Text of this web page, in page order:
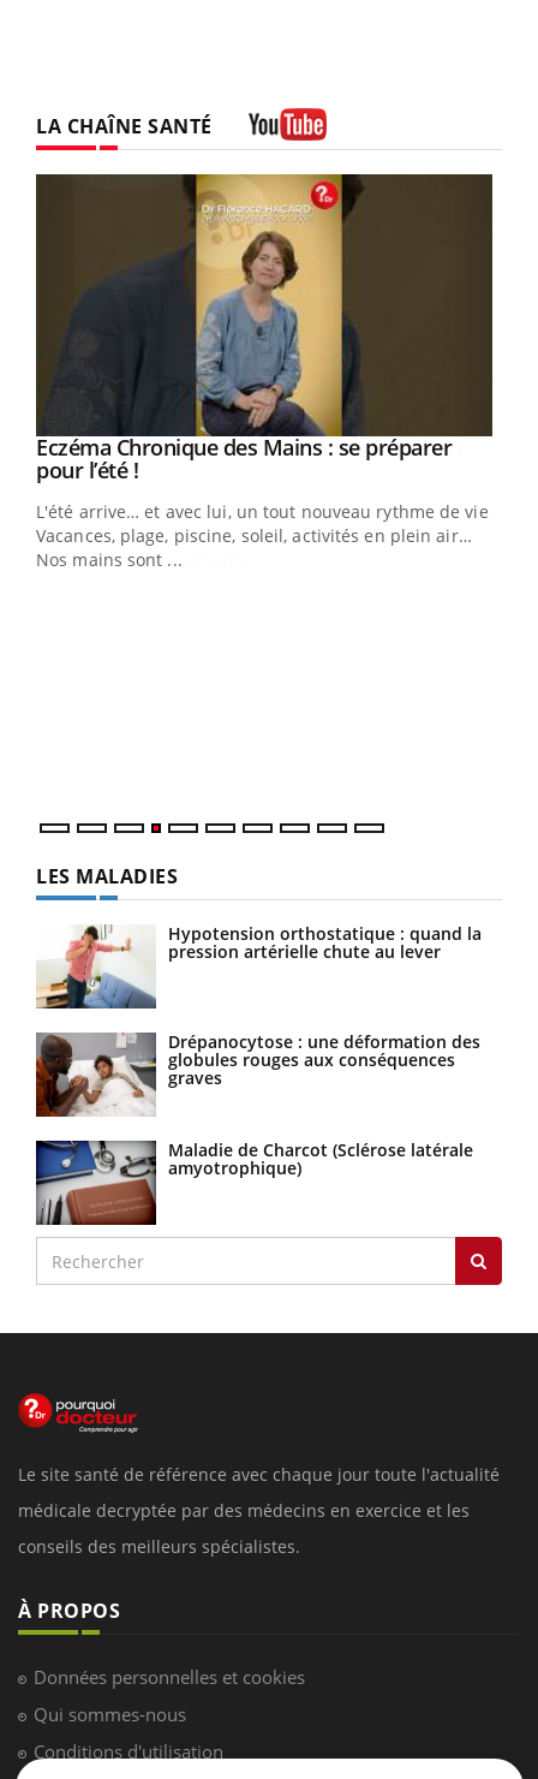
LA CHAÎNE SANTÉ
Youtube
Eczéma Chronique des Mains : se préparer
pour l’été !Youtube
L'été arrive… et avec lui, un tout nouveau rythme de vie !
Vacances, plage, piscine, soleil, activités en plein air…
Nos mains sont ...
LES MALADIES
Hypotension orthostatique : quand la
pression artérielle chute au lever
Drépanocytose : une déformation des
globules rouges aux conséquences
graves
Maladie de Charcot (Sclérose latérale
amyotrophique)
Le site santé de référence avec chaque jour toute l'actualité
médicale decryptée par des médecins en exercice et les
conseils des meilleurs spécialistes.
À PROPOS
Données personnelles et cookies
Qui sommes-nous
Conditions d'utilisation